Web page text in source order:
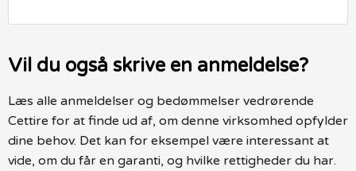
Vil du også skrive en anmeldelse?
Læs alle anmeldelser og bedømmelser vedrørende
Cettire for at finde ud af, om denne virksomhed opfylder
dine behov. Det kan for eksempel være interessant at
vide, om du får en garanti, og hvilke rettigheder du har.